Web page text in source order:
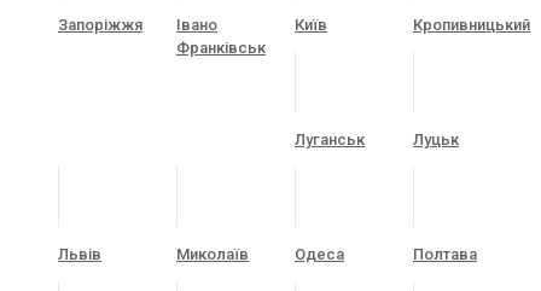
Запоріжжя
Івано
Франківськ
Київ Кропивницький
Луганськ Луцьк
Львів Миколаїв Одеса Полтава